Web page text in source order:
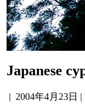
Japanese
| 2004年4月23日 |